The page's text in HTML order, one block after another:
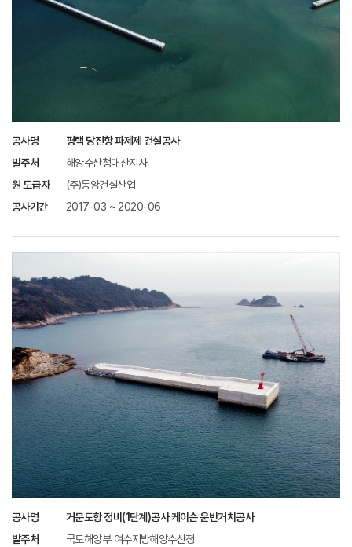
공사명
평택 당진항 파제제 건설공사
발주처
해양수산청대산지사
원 도급자
(주)동양건설산업
공사기간
2017-03 ~ 2020-06
공사명
거문도항 정비(1단계)공사 케이슨 운반거치공사
발주처
국토해양부 여수지방해양수산청